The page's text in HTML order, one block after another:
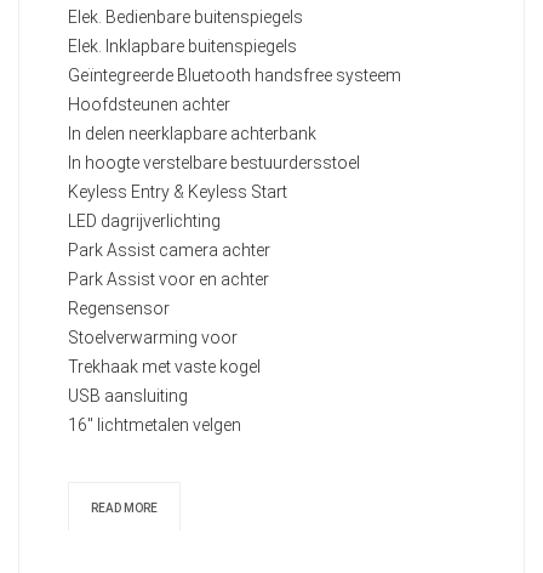
Elek. Bedienbare buitenspiegels
Elek. Inklapbare buitenspiegels
Geïntegreerde Bluetooth handsfree systeem
Hoofdsteunen achter
In delen neerklapbare achterbank
In hoogte verstelbare bestuurdersstoel
Keyless Entry & Keyless Start
LED dagrijverlichting
Park Assist camera achter
Park Assist voor en achter
Regensensor
Stoelverwarming voor
Trekhaak met vaste kogel
USB aansluiting
16" lichtmetalen velgen
READ MORE